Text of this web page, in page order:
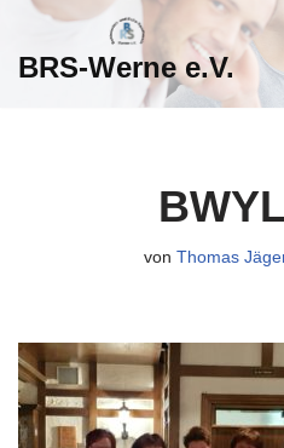
Zum
BRS-Werne e.V.
von Thomas